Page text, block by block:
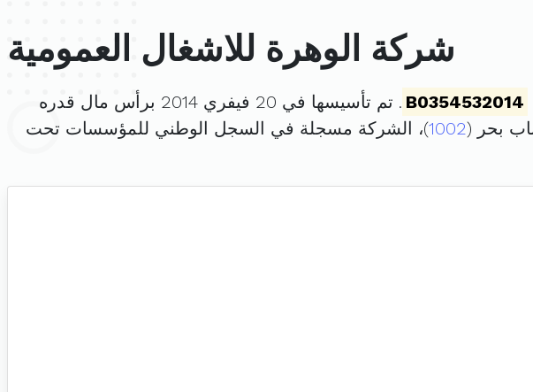
شركة الوهرة للاشغال العمومية
B0354532014 . تم تأسيسها في 20 فيفري 2014 برأس مال قدره
1002)، الشركة مسجلة في السجل الوطني للمؤسسات تحت